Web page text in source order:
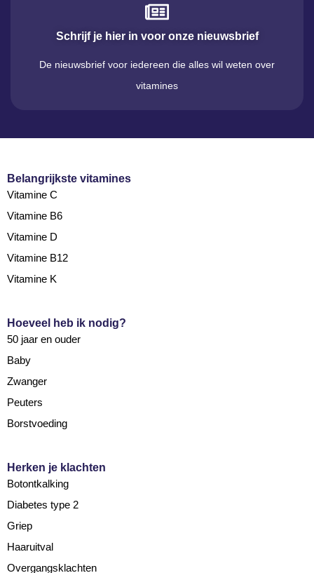
Schrijf je hier in voor onze nieuwsbrief
De nieuwsbrief voor iedereen die alles wil weten over
vitamines
Belangrijkste vitamines
Vitamine C
Vitamine B6
Vitamine D
Vitamine B12
Vitamine K
Hoeveel heb ik nodig?
50 jaar en ouder
Baby
Zwanger
Peuters
Borstvoeding
Herken je klachten
Botontkalking
Diabetes type 2
Griep
Haaruitval
Overgangsklachten